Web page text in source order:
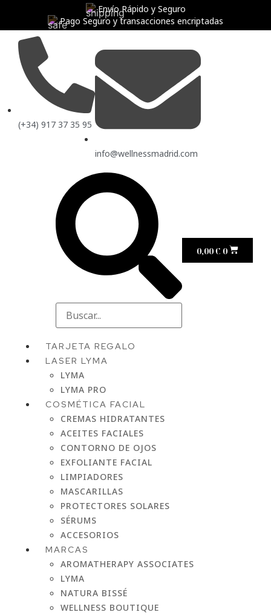
Envío Rápido y Seguro
Pago Seguro y transacciones encriptadas
(+34) 917 37 35 95
info@wellnessmadrid.com
0,00€ 0
TARJETA REGALO
LASER LYMA
LYMA
LYMA PRO
COSMÉTICA FACIAL
CREMAS HIDRATANTES
ACEITES FACIALES
CONTORNO DE OJOS
EXFOLIANTE FACIAL
LIMPIADORES
MASCARILLAS
PROTECTORES SOLARES
SÉRUMS
ACCESORIOS
MARCAS
AROMATHERAPY ASSOCIATES
LYMA
NATURA BISSÉ
WELLNESS BOUTIQUE